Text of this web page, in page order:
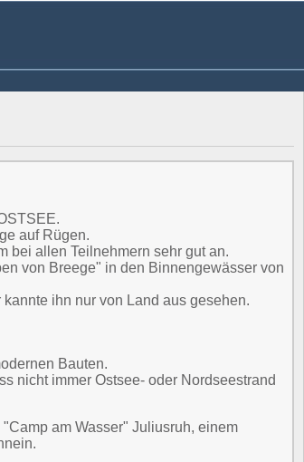
auf Rügen.
bei allen Teilnehmern sehr gut an.
von Breege" in den Binnengewässer von
ihn nur von Land aus gesehen.
Bauten.
nicht immer Ostsee- oder Nordseestrand
am Wasser" Juliusruh, einem